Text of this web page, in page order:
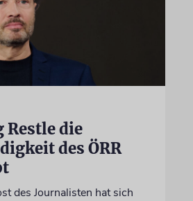
Restle die
des ÖRR
des Journalisten hat sich